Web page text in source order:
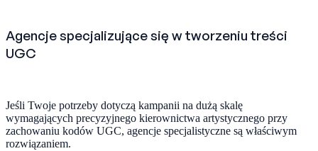
Agencje specjalizujące się w tworzeniu treści
UGC
Jeśli Twoje potrzeby dotyczą kampanii na dużą skalę
wymagających precyzyjnego kierownictwa artystycznego przy
zachowaniu kodów UGC, agencje specjalistyczne są właściwym
rozwiązaniem.